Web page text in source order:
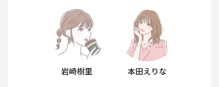
岩崎樹里 本田えりな